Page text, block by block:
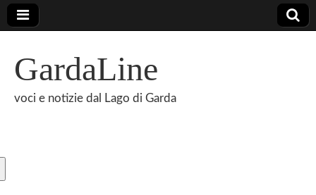
GardaLine
voci e notizie dal Lago di Garda